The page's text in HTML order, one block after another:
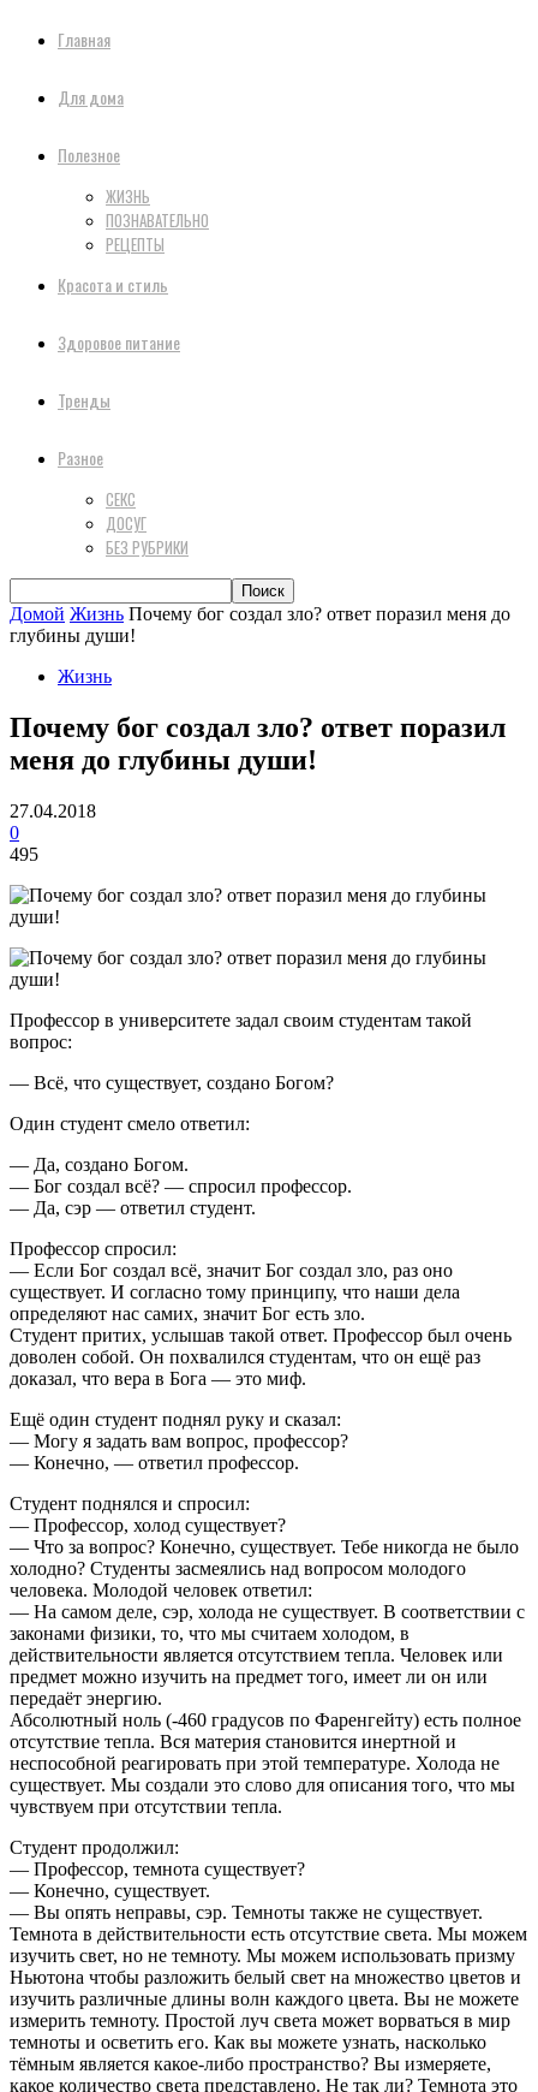
Главная
Для дома
Полезное
ЖИЗНЬ
ПОЗНАВАТЕЛЬНО
РЕЦЕПТЫ
Красота и стиль
Здоровое питание
Тренды
Разное
СЕКС
ДОСУГ
БЕЗ РУБРИКИ
Домой Жизнь Почему бог создал зло? ответ поразил меня до
глубины души!
Жизнь
Почему бог создал зло? ответ поразил
меня до глубины души!
27.04.2018
0
495
Профессор в университете задал своим студентам такой
вопрос:
— Всё, что существует, создано Богом?
Один студент смело ответил:
— Да, создано Богом.
— Бог создал всё? — спросил профессор.
— Да, сэр — ответил студент.
Профессор спросил:
— Если Бог создал всё, значит Бог создал зло, раз оно
существует. И согласно тому принципу, что наши дела
определяют нас самих, значит Бог есть зло.
Студент притих, услышав такой ответ. Профессор был очень
доволен собой. Он похвалился студентам, что он ещё раз
доказал, что вера в Бога — это миф.
Ещё один студент поднял руку и сказал:
— Могу я задать вам вопрос, профессор?
— Конечно, — ответил профессор.
Студент поднялся и спросил:
— Профессор, холод существует?
— Что за вопрос? Конечно, существует. Тебе никогда не было
холодно? Студенты засмеялись над вопросом молодого
человека. Молодой человек ответил:
— На самом деле, сэр, холода не существует. В соответствии с
законами физики, то, что мы считаем холодом, в
действительности является отсутствием тепла. Человек или
предмет можно изучить на предмет того, имеет ли он или
передаёт энергию.
Абсолютный ноль (-460 градусов по Фаренгейту) есть полное
отсутствие тепла. Вся материя становится инертной и
неспособной реагировать при этой температуре. Холода не
существует. Мы создали это слово для описания того, что мы
чувствуем при отсутствии тепла.
Студент продолжил:
— Профессор, темнота существует?
— Конечно, существует.
— Вы опять неправы, сэр. Темноты также не существует.
Темнота в действительности есть отсутствие света. Мы можем
изучить свет, но не темноту. Мы можем использовать призму
Ньютона чтобы разложить белый свет на множество цветов и
изучить различные длины волн каждого цвета. Вы не можете
измерить темноту. Простой луч света может ворваться в мир
темноты и осветить его. Как вы можете узнать, насколько
тёмным является какое-либо пространство? Вы измеряете,
какое количество света представлено. Не так ли? Темнота это